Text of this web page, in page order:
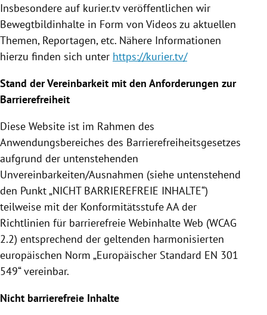
Insbesondere auf kurier.tv veröffentlichen wir
Bewegtbildinhalte in Form von Videos zu aktuellen
Themen, Reportagen, etc. Nähere Informationen
hierzu finden sich unter https://kurier.tv/
Stand der Vereinbarkeit mit den Anforderungen zur
Barrierefreiheit
Diese Website ist im Rahmen des
Anwendungsbereiches des Barrierefreiheitsgesetzes
aufgrund der untenstehenden
Unvereinbarkeiten/Ausnahmen (siehe untenstehend
den Punkt „NICHT BARRIEREFREIE INHALTE“)
teilweise mit der Konformitätsstufe AA der
Richtlinien für barrierefreie Webinhalte Web (WCAG
2.2) entsprechend der geltenden harmonisierten
europäischen Norm „Europäischer Standard EN 301
549“ vereinbar.
Nicht barrierefreie Inhalte